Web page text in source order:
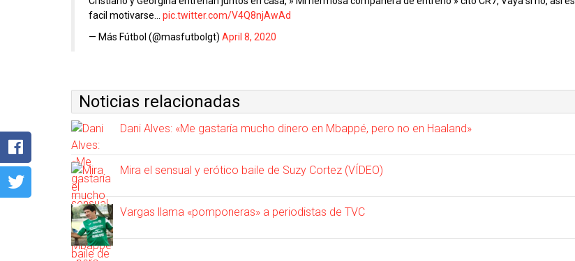
facil motivarse… pic.twitter.com/V4Q8njAwAd
— Más Fútbol (@masfutbolgt) April 8, 2020
Noticias relacionadas
Dani Alves: «Me gastaría mucho dinero en Mbappé, pero no en Haaland»
Mira el sensual y erótico baile de Suzy Cortez (VÍDEO)
Vargas llama «pomponeras» a periodistas de TVC